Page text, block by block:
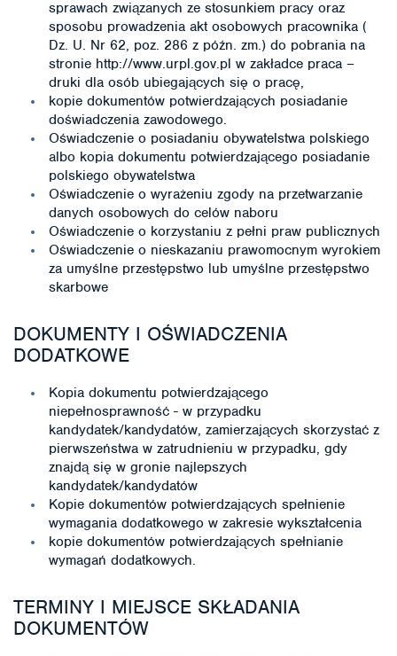
sprawach związanych ze stosunkiem pracy oraz
sposobu prowadzenia akt osobowych pracownika (
Dz. U. Nr 62, poz. 286 z późn. zm.) do pobrania na
stronie http://www.urpl.gov.pl w zakładce praca –
druki dla osób ubiegających się o pracę,
kopie dokumentów potwierdzających posiadanie
doświadczenia zawodowego.
Oświadczenie o posiadaniu obywatelstwa polskiego
albo kopia dokumentu potwierdzającego posiadanie
polskiego obywatelstwa
Oświadczenie o wyrażeniu zgody na przetwarzanie
danych osobowych do celów naboru
Oświadczenie o korzystaniu z pełni praw publicznych
Oświadczenie o nieskazaniu prawomocnym wyrokiem
za umyślne przestępstwo lub umyślne przestępstwo
skarbowe
DOKUMENTY I OŚWIADCZENIA
DODATKOWE
Kopia dokumentu potwierdzającego
niepełnosprawność - w przypadku
kandydatek/kandydatów, zamierzających skorzystać z
pierwszeństwa w zatrudnieniu w przypadku, gdy
znajdą się w gronie najlepszych
kandydatek/kandydatów
Kopie dokumentów potwierdzających spełnienie
wymagania dodatkowego w zakresie wykształcenia
kopie dokumentów potwierdzających spełnianie
wymagań dodatkowych.
TERMINY I MIEJSCE SKŁADANIA
DOKUMENTÓW